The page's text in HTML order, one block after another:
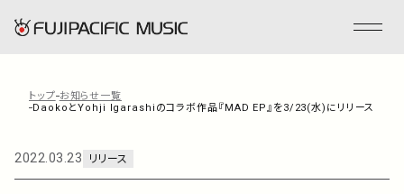
フジパシフィックミュージックとは
会社情報
トップ お知らせ一覧
DaokoとYohji Igarashiのコラボ作品『MAD EP』を3/23(水)にリリース！リー
2022.03.23 リリース